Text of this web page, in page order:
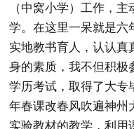
（中窝小学）工作，
学。在这里一呆就是六
实地教书育人，认认真
身的素质，我不但积极
学历考试，取得了大专
年春课改春风吹遍神州
实验教材的教学，利用